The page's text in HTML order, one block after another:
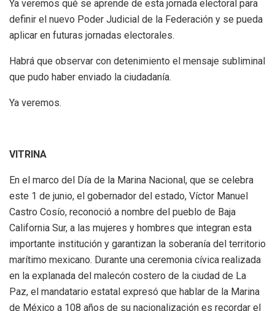
Ya veremos qué se aprende de esta jornada electoral para
definir el nuevo Poder Judicial de la Federación y se pueda
aplicar en futuras jornadas electorales.
Habrá que observar con detenimiento el mensaje subliminal
que pudo haber enviado la ciudadanía.
Ya veremos.
VITRINA
En el marco del Día de la Marina Nacional, que se celebra
este 1 de junio, el gobernador del estado, Víctor Manuel
Castro Cosío, reconoció a nombre del pueblo de Baja
California Sur, a las mujeres y hombres que integran esta
importante institución y garantizan la soberanía del territorio
marítimo mexicano. Durante una ceremonia cívica realizada
en la explanada del malecón costero de la ciudad de La
Paz, el mandatario estatal expresó que hablar de la Marina
de México a 108 años de su nacionalización es recordar el